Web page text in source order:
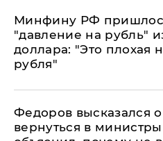
Минфину РФ
"давление на рубль"
доллара: "Это плохая
рубля"
Федоров высказался
вернуться в